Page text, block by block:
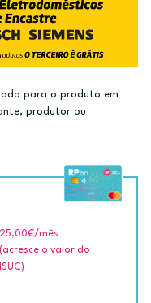
para o produto em
produtor ou
25,00€/mês
(acresce o valor do
ISUC)